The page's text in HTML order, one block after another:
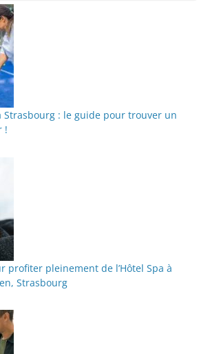
Strasbourg : le guide pour trouver un
!
profiter pleinement de l’Hôtel Spa à
Strasbourg